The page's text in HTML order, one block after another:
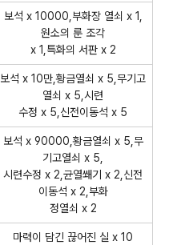
보석 x 10000,부화장 열쇠 x 1,
원소의 룬 조각
x 1,특화의 서판 x 2
보석 x 10만,황금열쇠 x 5,무기고
열쇠 x 5,시련
수정 x 5,신전이동석 x 5
보석 x 90000,황금열쇠 x 5,무
기고열쇠 x 5,
시련수정 x 2,균열쐐기 x 2,신전
이동석 x 2,부화
정열쇠 x 2
마력이 담긴 끊어진 실 x 10